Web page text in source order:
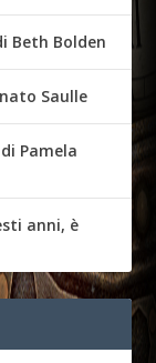
Beth Bolden
Saulle
Pamela
anni, è